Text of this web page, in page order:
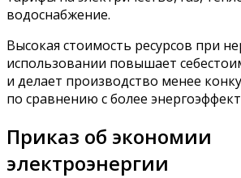
водоснабжение.
Высокая стоимость ресурсов при
использовании повышает
и делает производство менее
по сравнению с более
Приказ об экономии
электроэнергии